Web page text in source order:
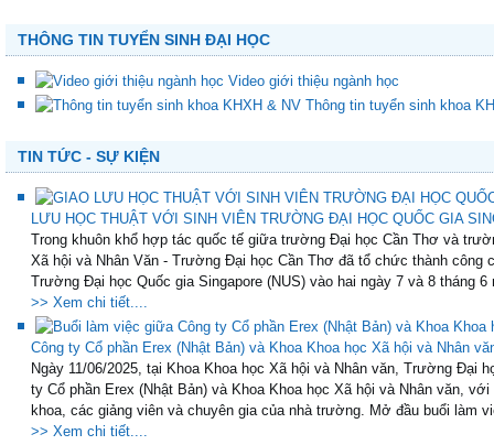
THÔNG TIN TUYỂN SINH ĐẠI HỌC
Video giới thiệu ngành học
Thông tin tuyển sinh khoa
TIN TỨC - SỰ KIỆN
LƯU HỌC THUẬT VỚI SINH VIÊN TRƯỜNG ĐẠI HỌC QUỐC GIA
Trong khuôn khổ hợp tác quốc tế giữa trường Đại học Cần Thơ và
Xã hội và Nhân Văn - Trường Đại học Cần Thơ đã tổ chức thành
Trường Đại học Quốc gia Singapore (NUS) vào hai ngày 7 và 8 tháng 6
>> Xem chi tiết....
Công ty Cổ phần Erex (Nhật Bản) và Khoa Khoa học Xã hội và Nhân
Ngày 11/06/2025, tại Khoa Khoa học Xã hội và Nhân văn, Trường Đại
ty Cổ phần Erex (Nhật Bản) và Khoa Khoa học Xã hội và Nhân văn,
khoa, các giảng viên và chuyên gia của nhà trường. Mở đầu buổi làm
>> Xem chi tiết....